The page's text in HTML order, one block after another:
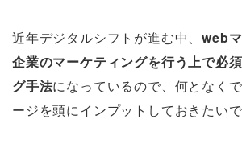
近年デジタルシフトが進む中、web
企業のマーケティングを行う上で必
グ手法になっているので、何となく
ージを頭にインプットしておきたいで